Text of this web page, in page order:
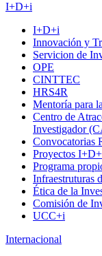
I+D+i
I+D+i
Innovación y
Servicion de
OPE
CINTTEC
HRS4R
Mentoría para
Centro de
Investigador
Convocatorias
Proyectos
Programa
Infraestruturas
Ética de la
Comisión de
UCC+i
Internacional